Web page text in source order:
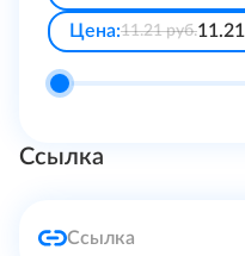
Цена:11.21руб.11.21
Ссылка